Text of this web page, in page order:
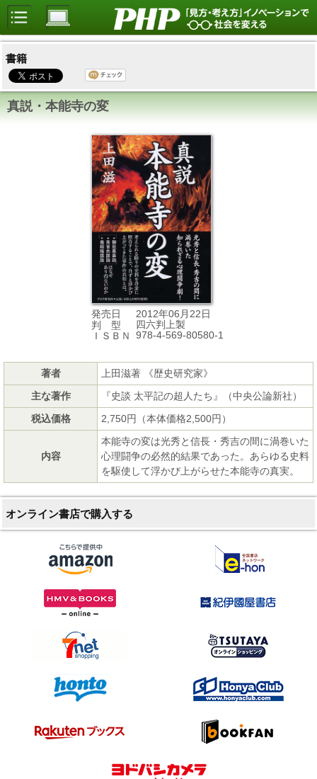
書籍
真説・本能寺の変
発売日
2012年06月22日
判 型
四六判上製
ＩＳＢＮ
978-4-569-80580-1
著者
上田滋著 《歴史研究家》
主な著作
『史談 太平記の超人たち』（中央公論新社）
税込価格
2,750円（本体価格2,500円）
内容
本能寺の変は光秀と信長・秀吉の間に渦巻いた
心理闘争の必然的結果であった。あらゆる史料
を駆使して浮かび上がらせた本能寺の真実。
オンライン書店で購入する